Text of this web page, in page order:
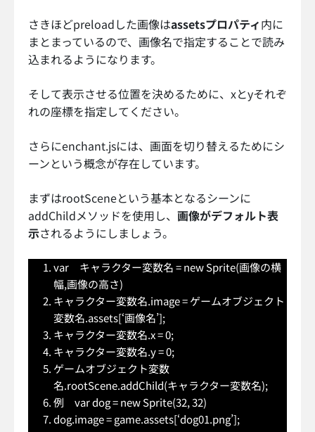
さきほどpreloadした画像はassetsプロパティ内に
まとまっているので、画像名で指定することで読み
込まれるようになります。
そして表示させる位置を決めるために、xとyそれぞ
れの座標を指定してください。
さらにenchant.jsには、画面を切り替えるためにシ
ーンという概念が存在しています。
まずはrootSceneという基本となるシーンに
addChildメソッドを使用し、 画像がデフォルト表
示されるようにしましょう。
var キャラクター変数名 = new Sprite(画像の横
幅,画像の高さ)
キャラクター変数名.image = ゲームオブジェクト
変数名.assets[‘画像名’];
キャラクター変数名.x = 0;
キャラクター変数名.y = 0;
ゲームオブジェクト変数
名.rootScene.addChild(キャラクター変数名);
例 var dog = new Sprite(32, 32)
dog.image = game.assets[‘dog01.png’];